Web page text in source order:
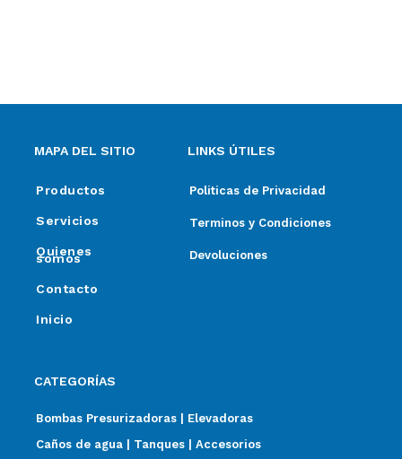
MAPA DEL SITIO
Productos
Servicios
Quienes
somos
Contacto
Inicio
LINKS ÚTILES
Politicas de Privacidad
Terminos y Condiciones
Devoluciones
CATEGORÍAS
Bombas Presurizadoras | Elevadoras
Caños de agua | Tanques | Accesorios